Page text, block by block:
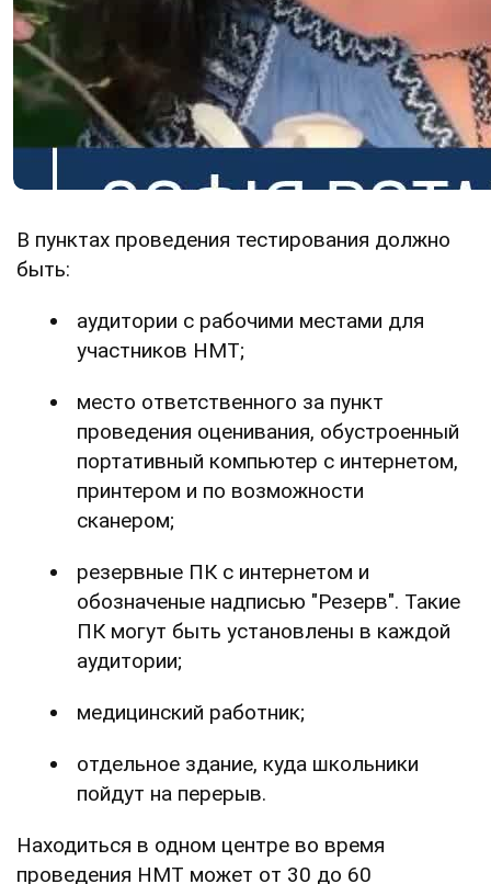
В пунктах проведения тестирования должно
быть:
аудитории с рабочими местами для
участников НМТ;
место ответственного за пункт
проведения оценивания, обустроенный
портативный компьютер с интернетом,
принтером и по возможности
сканером;
резервные ПК с интернетом и
обозначеные надписью "Резерв". Такие
ПК могут быть установлены в каждой
аудитории;
медицинский работник;
отдельное здание, куда школьники
пойдут на перерыв.
Находиться в одном центре во время
проведения НМТ может от 30 до 60